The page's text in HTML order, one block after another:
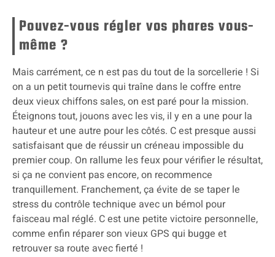
Pouvez-vous régler vos phares vous-
même ?
Mais carrément, ce n est pas du tout de la sorcellerie ! Si
on a un petit tournevis qui traîne dans le coffre entre
deux vieux chiffons sales, on est paré pour la mission.
Éteignons tout, jouons avec les vis, il y en a une pour la
hauteur et une autre pour les côtés. C est presque aussi
satisfaisant que de réussir un créneau impossible du
premier coup. On rallume les feux pour vérifier le résultat,
si ça ne convient pas encore, on recommence
tranquillement. Franchement, ça évite de se taper le
stress du contrôle technique avec un bémol pour
faisceau mal réglé. C est une petite victoire personnelle,
comme enfin réparer son vieux GPS qui bugge et
retrouver sa route avec fierté !